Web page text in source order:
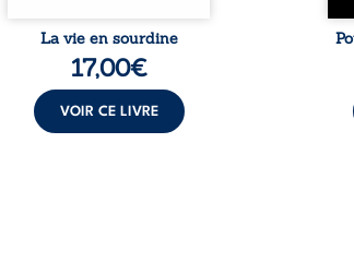
La vie en sourdine
17,00€
VOIR CE LIVRE